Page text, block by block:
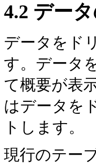
4.2 デー
データをド
す。データ
て概要が表
はデータを
トします。
現行のテー